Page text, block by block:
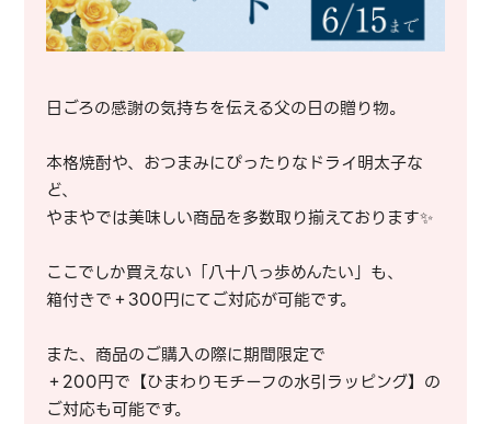
日ごろの感謝の気持ちを伝える父の日の贈り物。
本格焼酎や、おつまみにぴったりなドライ明太子な
ど、
やまやでは美味しい商品を多数取り揃えております✨
ここでしか買えない「八十八っ歩めんたい」も、
箱付きで＋300円にてご対応が可能です。
また、商品のご購入の際に期間限定で
＋200円で【ひまわりモチーフの水引ラッピング】の
ご対応も可能です。